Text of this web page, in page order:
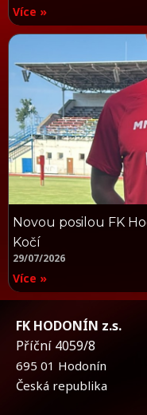
Více »
Novou posilou FK
Kočí
29/07/2026
Více »
FK HODONÍN z.s.
Příční 4059/8
695 01 Hodonín
Česká republika